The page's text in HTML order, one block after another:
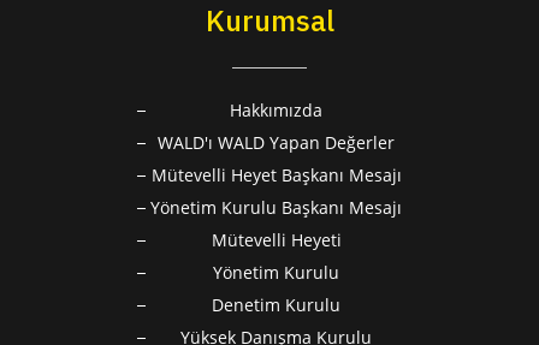
Kurumsal
Hakkımızda
WALD'ı WALD Yapan Değerler
Mütevelli Heyet Başkanı Mesajı
Yönetim Kurulu Başkanı Mesajı
Mütevelli Heyeti
Yönetim Kurulu
Denetim Kurulu
Yüksek Danışma Kurulu